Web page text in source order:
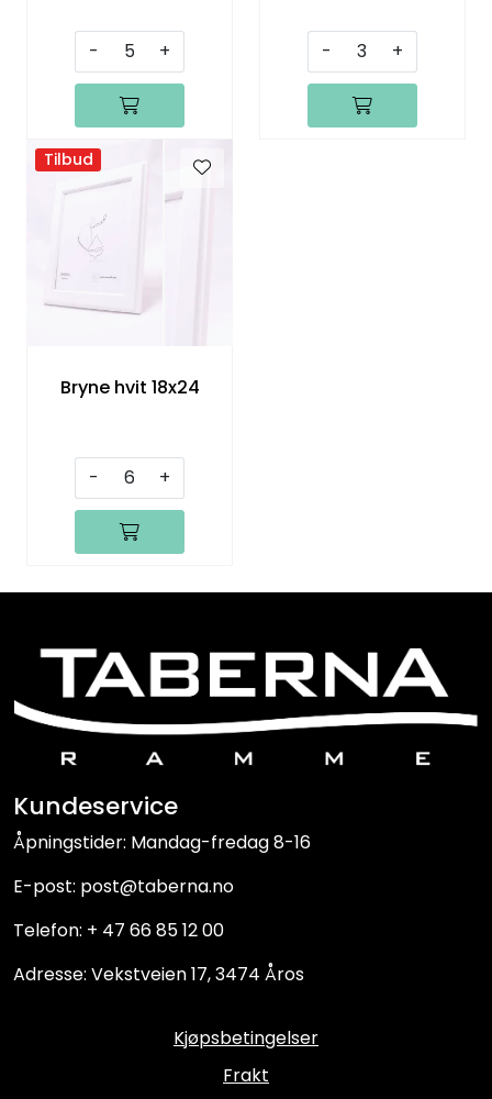
- + - +
Tilbud
Bryne hvit 18x24
- +
Kundeservice
Åpningstider: Mandag-fredag 8-16
E-post: post@taberna.no
Telefon: + 47 66 85 12 00
Adresse: Vekstveien 17, 3474 Åros
Kjøpsbetingelser
Frakt